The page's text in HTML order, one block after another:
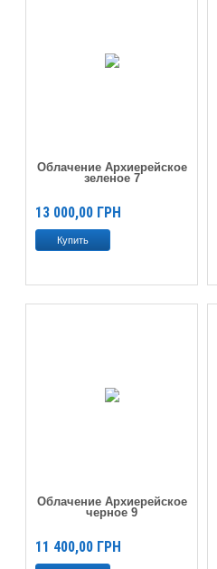
Облачение Архиерейское
зеленое 7
13 000,00 ГРН
Облачение Архиерейское
черное 9
11 400,00 ГРН